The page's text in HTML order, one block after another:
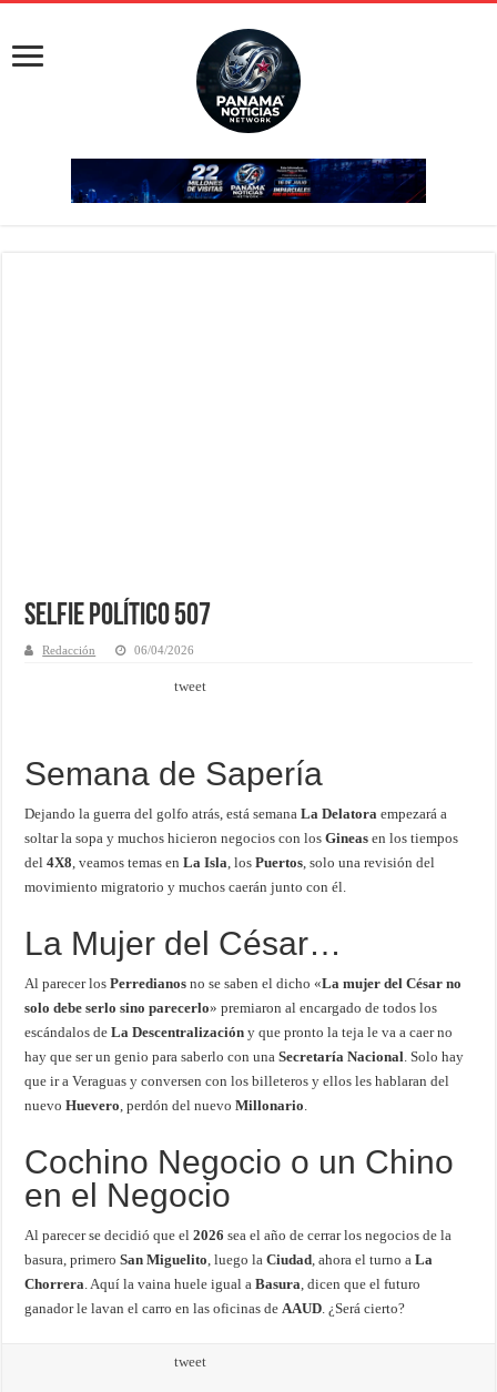
Selfie Político 507
Redacción 06/04/2026
tweet
Semana de Sapería
Dejando la guerra del golfo atrás, está semanaLa Delatora empezará a
soltar la sopa y muchos hicieron negocios con losGineasen los tiempos
del4X8 veamos temas enLa Isla , losPuertos , solo una revisión del
movimiento migratorio y muchos caerán junto con él.
La Mujer del César…
Al parecer losPerredianosno se saben el dicho «La mujer del César no
solo debe serlo sino parecerlo» premiaron al encargado de todos los
escándalos deLa Descentralización y que pronto la teja le va a caer no
hay que ser un genio para saberlo con unaSecretaría Nacional . Solo hay
que ir a Veraguas y conversen con los billeteros y ellos les hablaran del
nuevoHuevero , perdón del nuevoMillonario
Cochino Negocio o un Chino
en el Negocio
Al parecer se decidió que el2026sea el año de cerrar los negocios de la
basura, primeroSan Miguelito , luego laCiudad ahora el turno aLa
Chorrera . Aquí la vaina huele igual aBasura dicen que el futuro
ganador le lavan el carro en las oficinas de AAUD . ¿Será cierto?
tweet